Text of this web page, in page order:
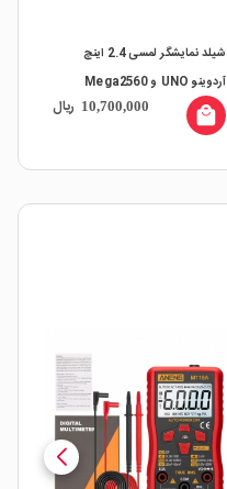
شیلد نمایشگر لمسی 2.4 اینچ
آردوینو UNO و Mega2560
10,700,000 ریال local_mall